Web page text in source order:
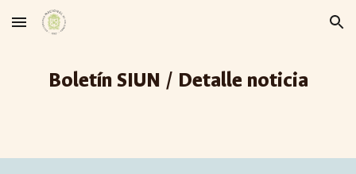
Skip to main content Skip to navigation
Boletín SIUN / Detalle noticia